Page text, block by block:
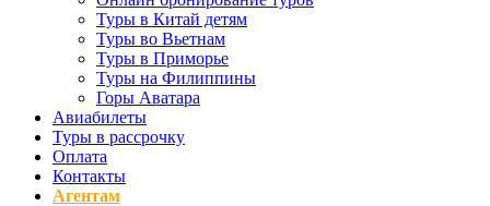
Туры в Китай детям
Туры во Вьетнам
Туры в Приморье
Туры на Филиппины
Горы Аватара
Авиабилеты
Туры в рассрочку
Оплата
Контакты
Агентам